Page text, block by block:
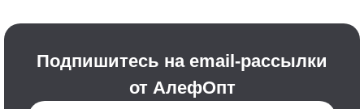
Подпишитесь на email-рассылки
от АлефОпт